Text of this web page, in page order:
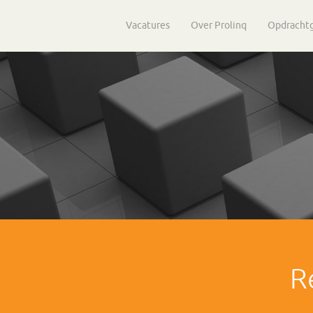
Vacatures Over Prolinq